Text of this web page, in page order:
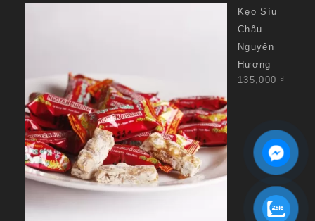
Kẹo Sìu
Châu
Nguyên
Hương
135,000 ₫